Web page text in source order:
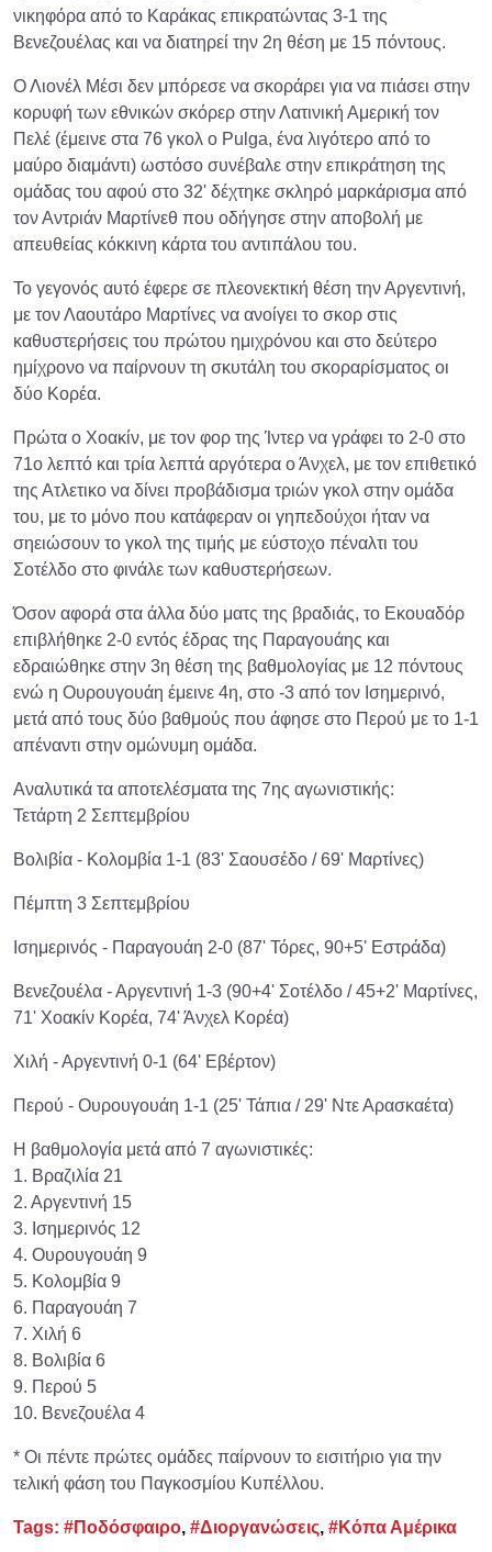
νικηφόρα από το Καράκας επικρατώντας 3-1 της
Βενεζουέλας και να διατηρεί την 2η θέση με 15 πόντους.
Ο Λιονέλ Μέσι δεν μπόρεσε να σκοράρει για να πιάσει στην
κορυφή των εθνικών σκόρερ στην Λατινική Αμερική τον
Πελέ (έμεινε στα 76 γκολ ο Pulga, ένα λιγότερο από το
μαύρο διαμάντι) ωστόσο συνέβαλε στην επικράτηση της
ομάδας του αφού στο 32' δέχτηκε σκληρό μαρκάρισμα από
τον Αντριάν Μαρτίνεθ που οδήγησε στην αποβολή με
απευθείας κόκκινη κάρτα του αντιπάλου του.
Το γεγονός αυτό έφερε σε πλεονεκτική θέση την Αργεντινή,
με τον Λαουτάρο Μαρτίνες να ανοίγει το σκορ στις
καθυστερήσεις του πρώτου ημιχρόνου και στο δεύτερο
ημίχρονο να παίρνουν τη σκυτάλη του σκοραρίσματος οι
δύο Κορέα.
Πρώτα ο Χοακίν, με τον φορ της Ίντερ να γράφει το 2-0 στο
71ο λεπτό και τρία λεπτά αργότερα ο Άνχελ, με τον επιθετικό
της Ατλετικο να δίνει προβάδισμα τριών γκολ στην ομάδα
του, με το μόνο που κατάφεραν οι γηπεδούχοι ήταν να
σηειώσουν το γκολ της τιμής με εύστοχο πέναλτι του
Σοτέλδο στο φινάλε των καθυστερήσεων.
Όσον αφορά στα άλλα δύο ματς της βραδιάς, το Εκουαδόρ
επιβλήθηκε 2-0 εντός έδρας της Παραγουάης και
εδραιώθηκε στην 3η θέση της βαθμολογίας με 12 πόντους
ενώ η Ουρουγουάη έμεινε 4η, στο -3 από τον Ισημερινό,
μετά από τους δύο βαθμούς που άφησε στο Περού με το 1-1
απέναντι στην ομώνυμη ομάδα.
Αναλυτικά τα αποτελέσματα της 7ης αγωνιστικής:
Τετάρτη 2 Σεπτεμβρίου
Βολιβία - Κολομβία 1-1 (83' Σαουσέδο / 69' Μαρτίνες)
Πέμπτη 3 Σεπτεμβρίου
Ισημερινός - Παραγουάη 2-0 (87' Τόρες, 90+5' Εστράδα)
Βενεζουέλα - Αργεντινή 1-3 (90+4' Σοτέλδο / 45+2' Μαρτίνες,
71' Χοακίν Κορέα, 74' Άνχελ Κορέα)
Χιλή - Αργεντινή 0-1 (64' Εβέρτον)
Περού - Ουρουγουάη 1-1 (25' Τάπια / 29' Ντε Αρασκαέτα)
Η βαθμολογία μετά από 7 αγωνιστικές:
1. Βραζιλία 21
2. Αργεντινή 15
3. Ισημερινός 12
4. Ουρουγουάη 9
5. Κολομβία 9
6. Παραγουάη 7
7. Χιλή 6
8. Βολιβία 6
9. Περού 5
10. Βενεζουέλα 4
* Οι πέντε πρώτες ομάδες παίρνουν το εισιτήριο για την
τελική φάση του Παγκοσμίου Κυπέλλου.
Tags: #Ποδόσφαιρο, #Διοργανώσεις, #Κόπα Αμέρικα